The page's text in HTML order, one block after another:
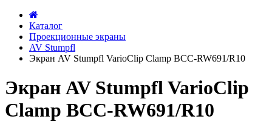
Каталог
Проекционные экраны
AV Stumpfl
Экран AV Stumpfl VarioClip Clamp BCC-RW691/R10
Экран AV Stumpfl VarioClip
Clamp BCC-RW691/R10